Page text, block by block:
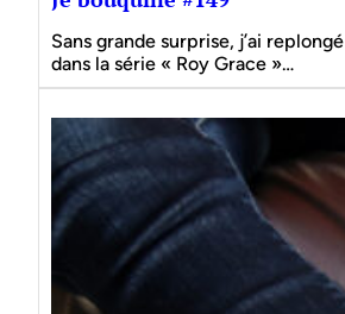
Sans grande surprise, j’ai replongé
dans la série « Roy Grace »…